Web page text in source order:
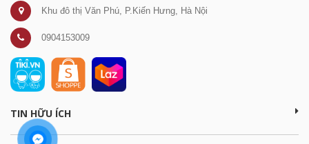
Khu đô thị Văn Phú, P.Kiến Hưng, Hà Nội
0904153009
TIN HỮU ÍCH